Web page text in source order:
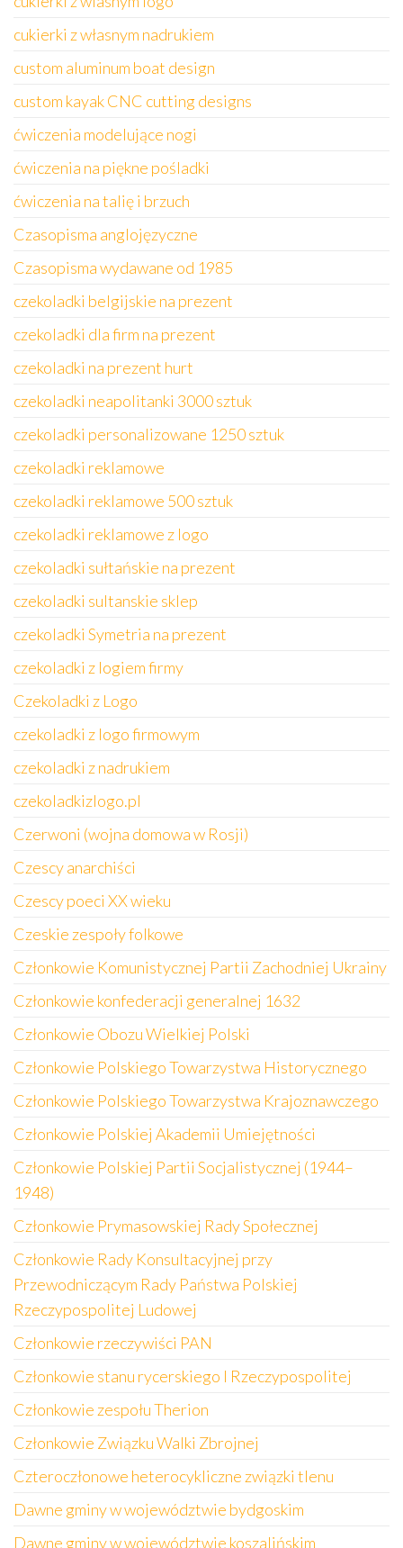
cukierki z własnym nadrukiem
custom aluminum boat design
custom kayak CNC cutting designs
ćwiczenia modelujące nogi
ćwiczenia na piękne pośladki
ćwiczenia na talię i brzuch
Czasopisma anglojęzyczne
Czasopisma wydawane od 1985
czekoladki belgijskie na prezent
czekoladki dla firm na prezent
czekoladki na prezent hurt
czekoladki neapolitanki 3000 sztuk
czekoladki personalizowane 1250 sztuk
czekoladki reklamowe
czekoladki reklamowe 500 sztuk
czekoladki reklamowe z logo
czekoladki sułtańskie na prezent
czekoladki sultanskie sklep
czekoladki Symetria na prezent
czekoladki z logiem firmy
Czekoladki z Logo
czekoladki z logo firmowym
czekoladki z nadrukiem
czekoladkizlogo.pl
Czerwoni (wojna domowa w Rosji)
Czescy anarchiści
Czescy poeci XX wieku
Czeskie zespoły folkowe
Członkowie Komunistycznej Partii Zachodniej Ukrainy
Członkowie konfederacji generalnej 1632
Członkowie Obozu Wielkiej Polski
Członkowie Polskiego Towarzystwa Historycznego
Członkowie Polskiego Towarzystwa Krajoznawczego
Członkowie Polskiej Akademii Umiejętności
Członkowie Polskiej Partii Socjalistycznej (1944–
1948)
Członkowie Prymasowskiej Rady Społecznej
Członkowie Rady Konsultacyjnej przy
Przewodniczącym Rady Państwa Polskiej
Rzeczypospolitej Ludowej
Członkowie rzeczywiści PAN
Członkowie stanu rycerskiego I Rzeczypospolitej
Członkowie zespołu Therion
Członkowie Związku Walki Zbrojnej
Czteroczłonowe heterocykliczne związki tlenu
Dawne gminy w województwie bydgoskim
Dawne gminy w województwie koszalińskim